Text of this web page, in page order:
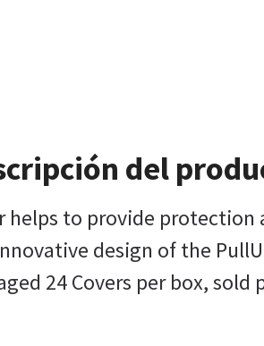
del
helps to provide
design of the
24 Covers per box, sold